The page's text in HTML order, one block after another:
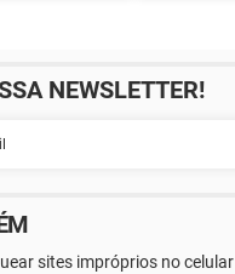
NEWSLETTER!
sites impróprios no celular